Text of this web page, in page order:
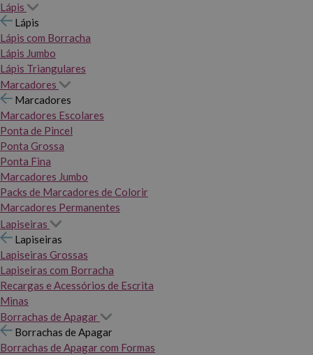
Lápis
Lápis
Lápis com Borracha
Lápis Jumbo
Lápis Triangulares
Marcadores
Marcadores
Marcadores Escolares
Ponta de Pincel
Ponta Grossa
Ponta Fina
Marcadores Jumbo
Packs de Marcadores de Colorir
Marcadores Permanentes
Lapiseiras
Lapiseiras
Lapiseiras Grossas
Lapiseiras com Borracha
Recargas e Acessórios de Escrita
Minas
Borrachas de Apagar
Borrachas de Apagar
Borrachas de Apagar com Formas